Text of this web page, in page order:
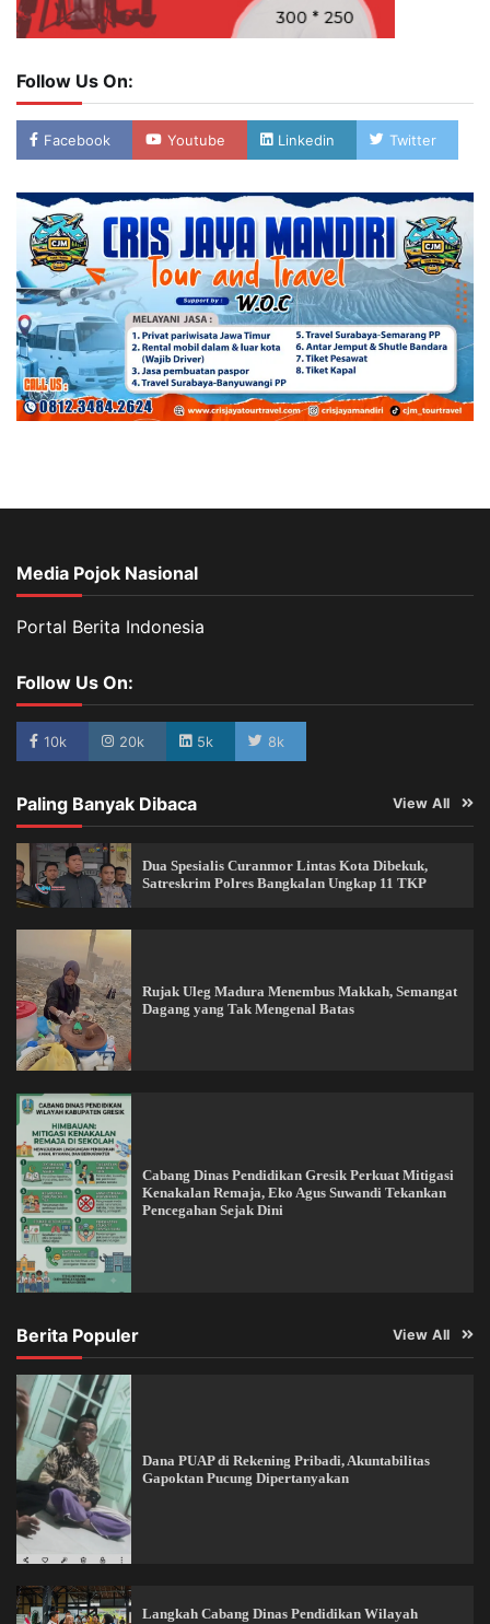
Follow Us On:
Facebook Youtube Linkedin Twitter
Media Pojok Nasional
Portal Berita Indonesia
Follow Us On:
10k 20k 5k 8k
Paling Banyak Dibaca View All
Dua Spesialis Curanmor Lintas Kota Dibekuk,
Satreskrim Polres Bangkalan Ungkap 11 TKP
Rujak Uleg Madura Menembus Makkah, Semangat
Dagang yang Tak Mengenal Batas
Cabang Dinas Pendidikan Gresik Perkuat Mitigasi
Kenakalan Remaja, Eko Agus Suwandi Tekankan
Pencegahan Sejak Dini
Berita Populer View All
Dana PUAP di Rekening Pribadi, Akuntabilitas
Gapoktan Pucung Dipertanyakan
Langkah Cabang Dinas Pendidikan Wilayah